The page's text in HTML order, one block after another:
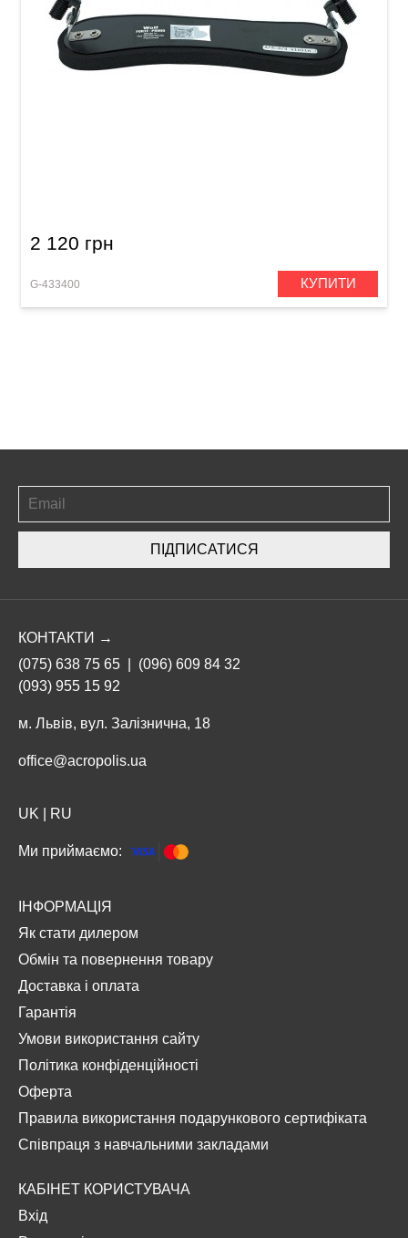
2 120 грн
G-433400 КУПИТИ
ПІДПИСАТИСЯ
КОНТАКТИ →
(075) 638 75 65
(096) 609 84 32
(093) 955 15 92
м. Львів, вул. Залізнична, 18
office@acropolis.ua
UK RU
Ми приймаємо:
ІНФОРМАЦІЯ
Як стати дилером
Обмін та повернення товару
Доставка і оплата
Гарантія
Умови використання сайту
Політика конфіденційності
Оферта
Правила використання подарункового сертифіката
Співпраця з навчальними закладами
КАБІНЕТ КОРИСТУВАЧА
Вхід